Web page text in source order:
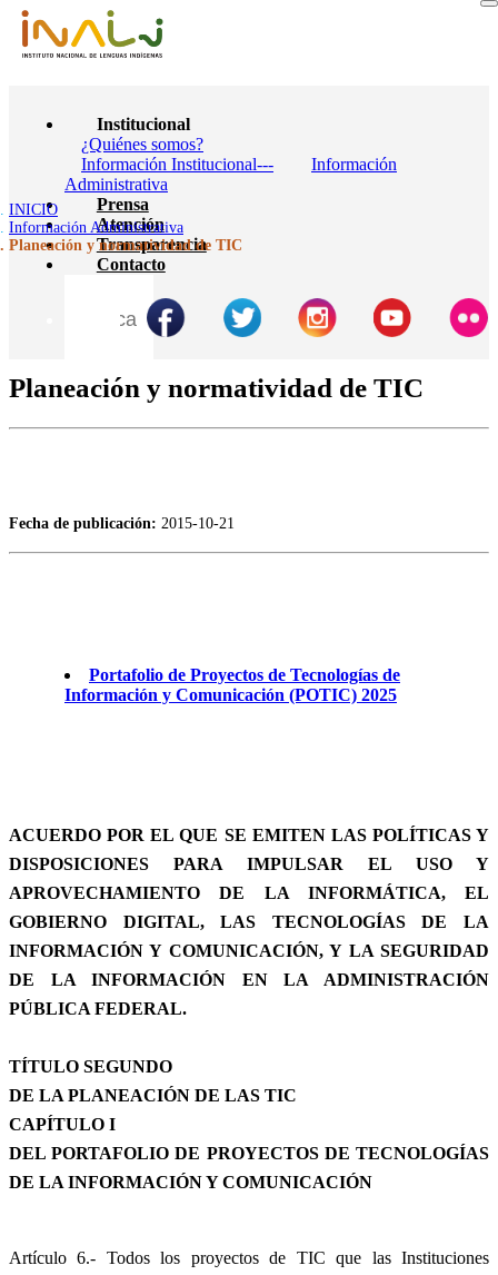
Institucional
¿Quiénes somos?
Información Institucional---
Información
Administrativa
Prensa
Atención
Transparencia
Contacto
INICIO
Información Administrativa
Planeación y normatividad de TIC
Planeación y normatividad de TIC
Fecha de publicación: 2015-10-21
Portafolio de Proyectos de Tecnologías de
Información y Comunicación (POTIC) 2025
ACUERDO POR EL QUE SE EMITEN LAS POLÍTICAS Y
DISPOSICIONES PARA IMPULSAR EL USO Y
APROVECHAMIENTO DE LA INFORMÁTICA, EL
GOBIERNO DIGITAL, LAS TECNOLOGÍAS DE LA
INFORMACIÓN Y COMUNICACIÓN, Y LA SEGURIDAD
DE LA INFORMACIÓN EN LA ADMINISTRACIÓN
PÚBLICA FEDERAL.
TÍTULO SEGUNDO
DE LA PLANEACIÓN DE LAS TIC
CAPÍTULO I
DEL PORTAFOLIO DE PROYECTOS DE TECNOLOGÍAS
DE LA INFORMACIÓN Y COMUNICACIÓN
Artículo 6.- Todos los proyectos de TIC que las Instituciones